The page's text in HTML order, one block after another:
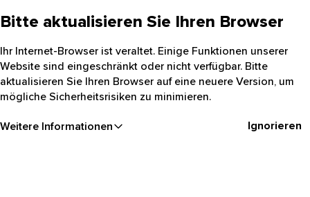
Bitte aktualisieren Sie Ihren Browser
Ihr Internet-Browser ist veraltet. Einige Funktionen unserer
Website sind eingeschränkt oder nicht verfügbar. Bitte
aktualisieren Sie Ihren Browser auf eine neuere Version, um
mögliche Sicherheitsrisiken zu minimieren.
Weitere Informationen Ignorieren